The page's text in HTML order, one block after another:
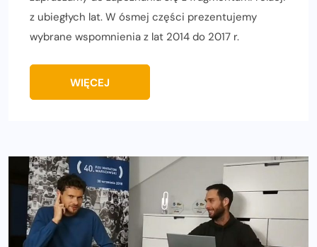
z ubiegłych lat. W ósmej części prezentujemy
wybrane wspomnienia z lat 2014 do 2017 r.
WIĘCEJ